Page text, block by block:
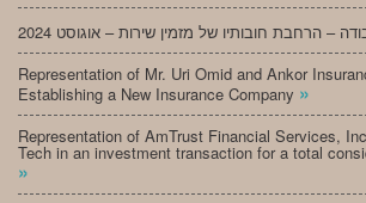
Representation of Mr. Uri Omid and Ankor
Establishing a New Insurance Company »
Representation of AmTrust Financial Services,
Tech in an investment transaction for a total
»